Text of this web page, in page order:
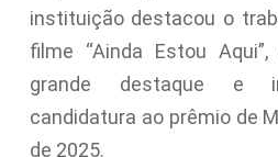
instituição destacou o
filme “Ainda Estou
grande destaque e
candidatura ao prêmio de
de 2025.